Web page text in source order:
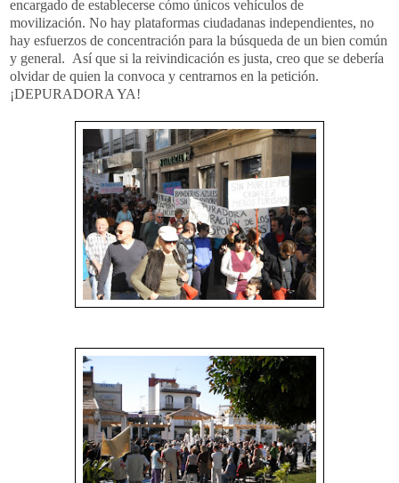
encargado de establecerse cómo únicos vehículos de
movilización. No hay plataformas ciudadanas independientes, no
hay esfuerzos de concentración para la búsqueda de un bien común
y general. Así que si la reivindicación es justa, creo que se debería
olvidar de quien la convoca y centrarnos en la petición.
¡DEPURADORA YA!